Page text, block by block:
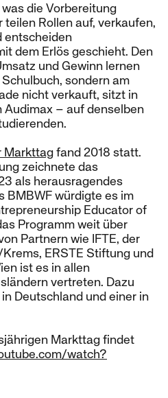
die Vorbereitung
Rollen auf, verkaufen,
entscheiden
dem Erlös geschieht. Den
und Gewinn lernen
sondern am
nicht verkauft, sitzt in
Audimax – auf denselben
Markttagfand 2018 statt.
zeichnete das
als herausragendes
BMBWF würdigte es im
Educator of
Programm weit über
Partnern wie IFTE, der
ERSTE Stiftung und
ist es in allen
vertreten. Dazu
Deutschland und einer in
Markttag findet
watch?